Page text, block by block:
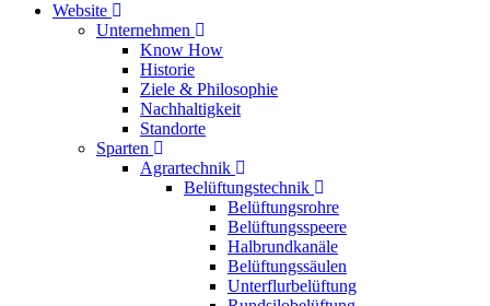
Website
Unternehmen
Know How
Historie
Ziele & Philosophie
Nachhaltigkeit
Standorte
Sparten
Agrartechnik
Belüftungstechnik
Belüftungsrohre
Belüftungsspeere
Halbrundkanäle
Belüftungssäulen
Unterflurbelüftung